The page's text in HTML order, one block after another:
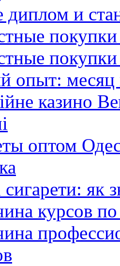
диплом и
покупки
опыт: месяц
казино
оптом
як
курсов